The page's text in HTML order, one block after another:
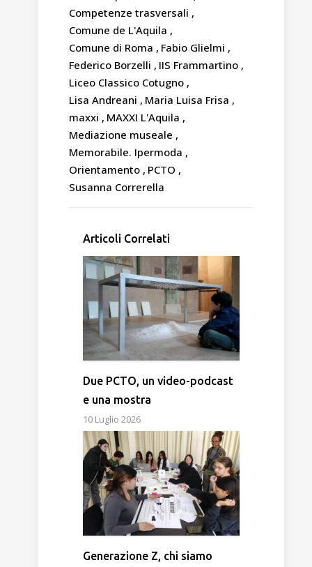
Competenze trasversali
Comune de L'Aquila
Comune di Roma
Fabio Glielmi
Federico Borzelli
IIS Frammartino
Liceo Classico Cotugno
Lisa Andreani
Maria Luisa Frisa
maxxi
MAXXI L'Aquila
Mediazione museale
Memorabile. Ipermoda
Orientamento PCTO
Susanna Correrella
Articoli Correlati
Due PCTO, un video-podcast
e una mostra
10 Luglio 2026
Generazione Z, chi siamo